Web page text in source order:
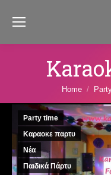
You are here:
Home
Party time
Καραοκε παρτυ
Νέα
Παιδικά Πάρτυ